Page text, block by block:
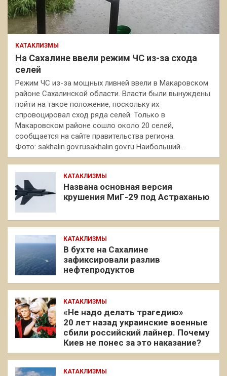
КАТАКЛИЗМЫ
На Сахалине ввели режим ЧС из-за схода
селей
Режим ЧС из-за мощных ливней ввели в Макаровском
районе Сахалинской области. Власти были вынуждены
пойти на такое положение, поскольку их
спровоцировал сход ряда селей. Только в
Макаровском районе сошло около 20 селей,
сообщается на сайте правительства региона.
Фото: sakhalin.gov.rusakhalin.gov.ru Наибольший…
КАТАКЛИЗМЫ
Названа основная версия
крушения МиГ-29 под Астраханью
КАТАКЛИЗМЫ
В бухте на Сахалине
зафиксировали разлив
нефтепродуктов
КАТАКЛИЗМЫ
«Не надо делать трагедию»
20 лет назад украинские военные
сбили российский лайнер. Почему
Киев не понес за это наказание?
КАТАКЛИЗМЫ